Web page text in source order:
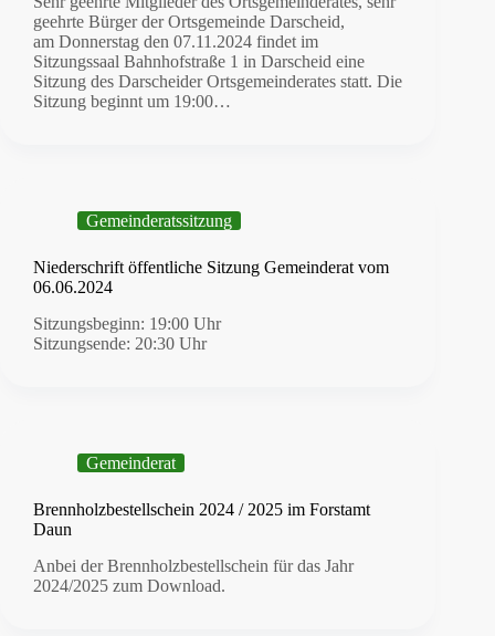
geehrte Bürger der Ortsgemeinde Darscheid,
am Donnerstag den 07.11.2024 findet im
Sitzungssaal Bahnhofstraße 1 in Darscheid eine
Sitzung des Darscheider Ortsgemeinderates statt. Die
Sitzung beginnt um 19:00…
Gemeinderatssitzung
Niederschrift öffentliche Sitzung Gemeinderat vom
06.06.2024
Sitzungsbeginn: 19:00 Uhr
Sitzungsende: 20:30 Uhr
Gemeinderat
Brennholzbestellschein 2024 / 2025 im Forstamt
Daun
Anbei der Brennholzbestellschein für das Jahr
2024/2025 zum Download.